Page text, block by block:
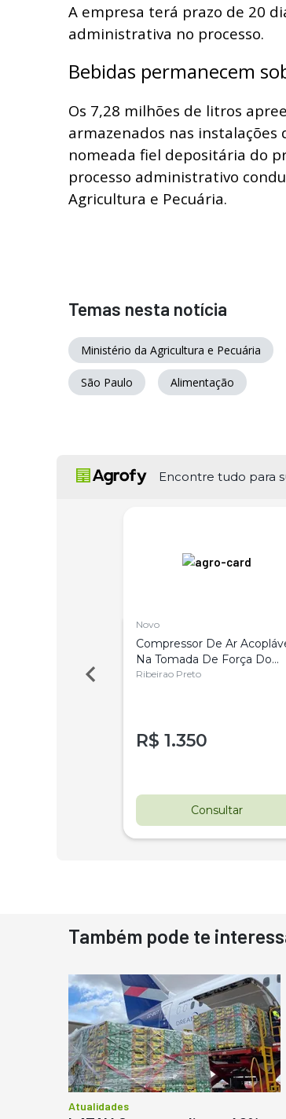
A empresa terá prazo de 20
administrativa no processo.
Bebidas permanecem
Os 7,28 milhões de litros
armazenados nas
nomeada fiel depositária do
processo administrativo
Agricultura e Pecuária.
Temas nesta notícia
Ministério da Agricultura e Pecuária
São Paulo Alimentação
Encontre tudo para
Novo
Compressor De Ar
Na Tomada De Força Do
Trator
Ribeirao Preto
R$ 1.350
Consultar
Também pode te
Atualidades